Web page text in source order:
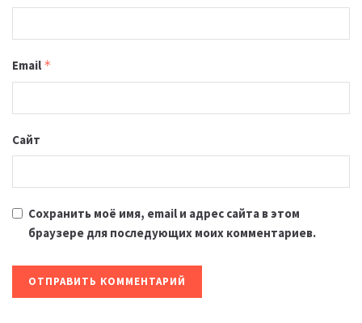
Email *
Сайт
Сохранить моё имя, email и адрес сайта в этом
браузере для последующих моих комментариев.